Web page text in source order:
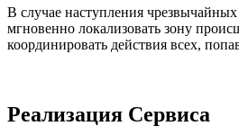
В случае наступления
мгновенно локализовать зону
координировать действия всех,
Реализация Сервиса